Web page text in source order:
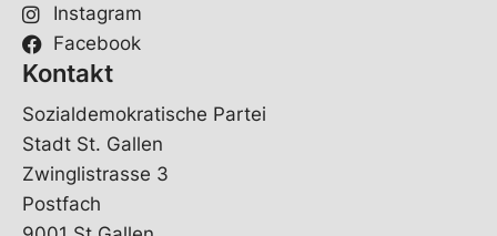
Instagram
Facebook
Kontakt
Sozialdemokratische Partei
Stadt St. Gallen
Zwinglistrasse 3
Postfach